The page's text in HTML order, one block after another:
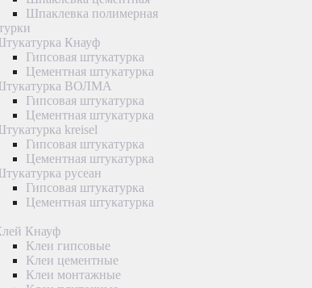
Шпаклевка полимерная
Кнауф
Гипсовая штукатурка
Цементная штукатурка
ВОЛМА
Гипсовая штукатурка
Цементная штукатурка
kreisel
Гипсовая штукатурка
Цементная штукатурка
русеан
Гипсовая штукатурка
Цементная штукатурка
Кнауф
Клеи гипсовые
Клеи цементные
Клеи монтажные